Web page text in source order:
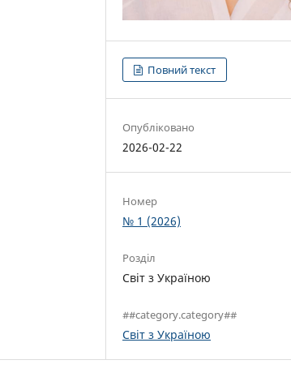
Повний текст
Опубліковано
2026-02-22
Номер
№ 1 (2026)
Розділ
Світ з Україною
##category.category##
Світ з Україною